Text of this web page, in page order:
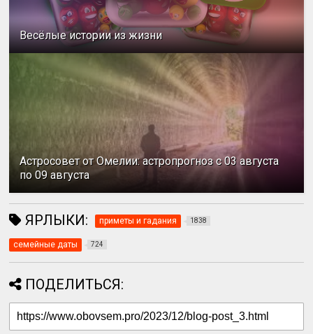
Весёлые истории из жизни
Астросовет от Омелии: астропрогноз с 03 августа
по 09 августа
ЯРЛЫКИ: приметы и гадания 1838
семейные даты 724
ПОДЕЛИТЬСЯ: